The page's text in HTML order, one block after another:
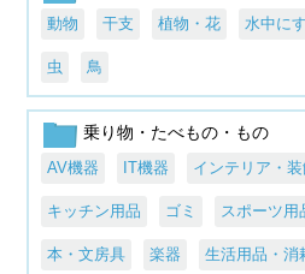
動物 干支 植物・花 水中に
虫 鳥
乗り物・たべもの・もの
AV機器 IT機器 インテリア・
キッチン用品 ゴミ スポーツ用
本・文房具 楽器 生活用品・消